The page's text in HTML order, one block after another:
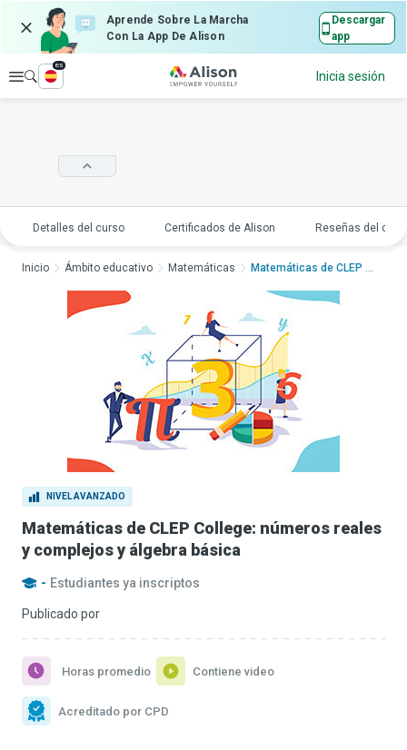
Aprende Sobre La Marcha
Con La App De Alison
Descargar
app
Explorar
es
Inicia sesión
Detalles del curso Certificados de Alison Reseñas del
NIVEL AVANZADO
Matemáticas de CLEP College: números reales
y complejos y álgebra básica
- Estudiantes ya inscriptos
Publicado por
Horas promedio Contiene video
Acreditado por CPD
Inicio Ámbito educativo Matemáticas Matemáticas de CLEP C...